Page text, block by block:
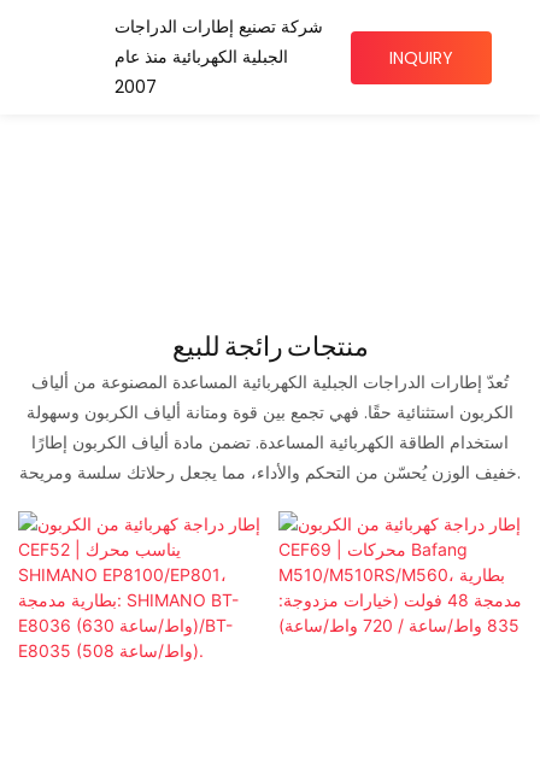
شركة تصنيع إطارات الدراجات
الجبلية الكهربائية منذ عام
2007
INQUIRY
منتجات رائجة للبيع
تُعدّ إطارات الدراجات الجبلية الكهربائية المساعدة المصنوعة من ألياف
الكربون استثنائية حقًا. فهي تجمع بين قوة ومتانة ألياف الكربون وسهولة
استخدام الطاقة الكهربائية المساعدة. تضمن مادة ألياف الكربون إطارًا
خفيف الوزن يُحسّن من التحكم والأداء، مما يجعل رحلاتك سلسة ومريحة.